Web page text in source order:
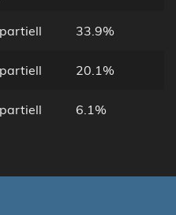
partiell 33.9%
partiell 20.1%
partiell 6.1%